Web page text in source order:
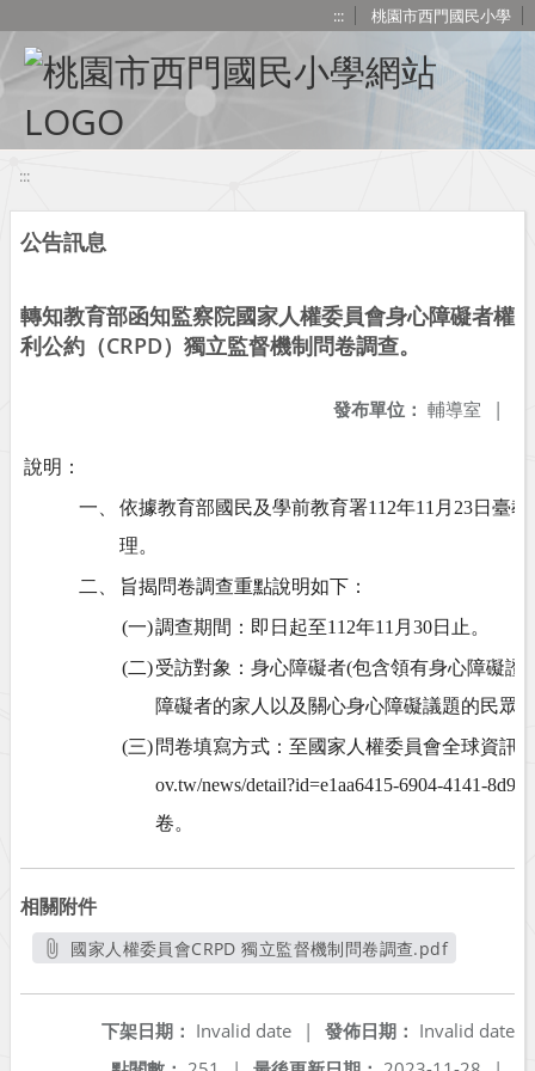
::: 桃園市西門國民小學
:::
公告訊息
轉知教育部函知監察院國家人權委員會身心障礙者權
利公約（CRPD）獨立監督機制問卷調查。
發布單位： 輔導室 |
說明：
一、
依據教育部國民及學前教育署112年11月23日臺
理。
二、
旨揭問卷調查重點說明如下：
(一)調查期間：即日起至112年11月30日止。
(二)受訪對象：身心障礙者(包含領有身心障礙證
障礙者的家人以及關心身心障礙議題的民眾
(三) 問卷填寫方式：至國家人權委員會全球資訊
ov.tw/news/detail?id=e1aa6415-6904-4141-
卷。
相關附件
國家人權委員會CRPD 獨立監督機制問卷調查.pdf
發佈日期： Invalid date
下架日期： Invalid date
|